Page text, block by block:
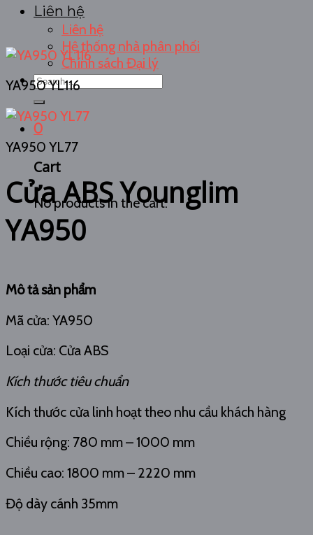
Liên hệ
Liên hệ
Hệ thống nhà phân phối
Chính sách Đại lý
Search
for:
0
Cart
No products in the cart.
YA950 YL116
YA950 YL77
Cửa ABS Younglim
YA950
Mô tả sản phẩm
Mã cửa: YA950
Loại cửa: Cửa ABS
Kích thước tiêu chuẩn
Kích thước cửa linh hoạt theo nhu cầu khách hàng
Chiều rộng: 780 mm – 1000 mm
Chiều cao: 1800 mm – 2220 mm
Độ dày cánh 35mm